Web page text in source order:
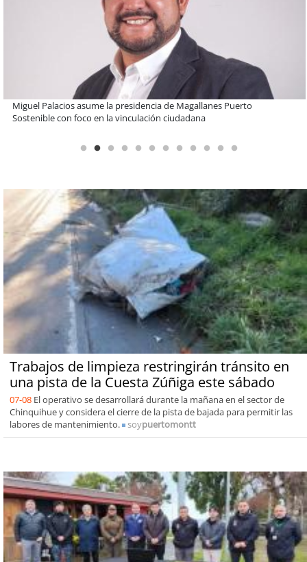
Educación y colaboración público-privada se toman La Araucanía:
encuentro reunió a líderes para abordar las brechas y oportunidades
Trabajos de limpieza restringirán tránsito en
una pista de la Cuesta Zúñiga este sábado
07-08 El operativo se desarrollará durante la mañana en el sector de
Chinquihue y considera el cierre de la pista de bajada para permitir las
labores de mantenimiento.
soypuertomontt